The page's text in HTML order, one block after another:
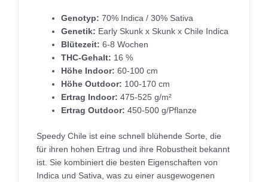
Genotyp: 70% Indica / 30% Sativa
Genetik: Early Skunk x Skunk x Chile Indica
Blütezeit: 6-8 Wochen
THC-Gehalt: 16 %
Höhe Indoor: 60-100 cm
Höhe Outdoor: 100-170 cm
Ertrag Indoor: 475-525 g/m²
Ertrag Outdoor: 450-500 g/Pflanze
Speedy Chile ist eine schnell blühende Sorte, die
für ihren hohen Ertrag und ihre Robustheit bekannt
ist. Sie kombiniert die besten Eigenschaften von
Indica und Sativa, was zu einer ausgewogenen